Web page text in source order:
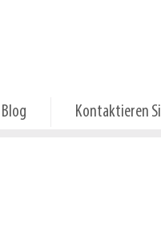
Blog Kontaktieren